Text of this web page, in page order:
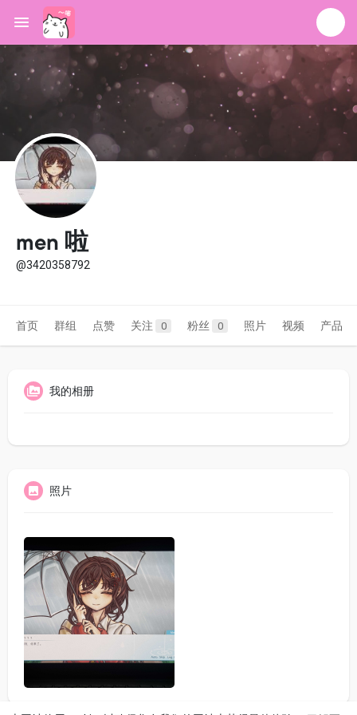
men 啦
@3420358792
首页 群组 点赞 关注 0 粉丝 0 照片 视频 产品
我的相册
照片